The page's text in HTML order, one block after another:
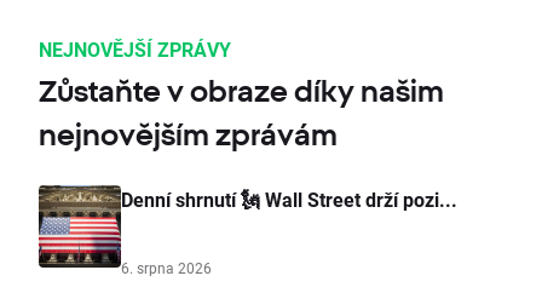
NEJNOVĚJŠÍ ZPRÁVY
Zůstaňte v obraze díky našim
nejnovějším zprávám
Denní shrnutí 🗽 Wall Street drží pozi...
6. srpna 2026